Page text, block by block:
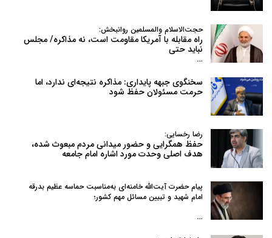
حجت‌الاسلام والمسلمین روانبخش:
راه مقابله با آمریکا مقاومت است، نه مذاکره/ مجلس
نباید حتی
…
سخنگوی جبهه پایداری: مذاکره نتیجه‌ای ندارد، اما
حرمت مسئولان حفظ شود
رضا رخسایی:
حفظ همگرایی و حضور میدانی مردم مبعوث شده،
هدف اصلی وحدت مورد اشاره امام جامعه
پیام حضرت آیت‌الله خامنه‌ای به‌مناسبت حماسه عظیم بدرقه
امام شهید و تبیین مسائل مهم کشور؛
…